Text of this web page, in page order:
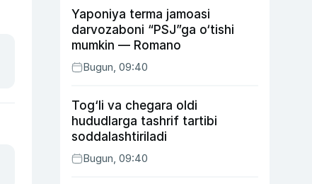
Yaponiya terma jamoasi
darvozaboni “PSJ”ga o‘tishi
mumkin — Romano
Bugun, 09:40
Tog‘li va chegara oldi
hududlarga tashrif tartibi
soddalashtiriladi
Bugun, 09:40